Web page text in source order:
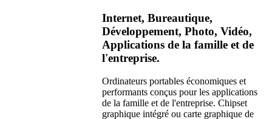
Internet, Bureautique,
Développement, Photo, Vidéo,
Applications de la famille et de
l'entreprise.
Ordinateurs portables économiques et
performants conçus pour les applications
de la famille et de l'entreprise. Chipset
graphique intégré ou carte graphique de